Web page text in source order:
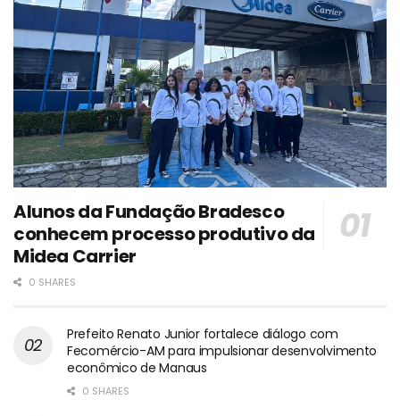
Alunos da Fundação Bradesco
conhecem processo produtivo da
Midea Carrier
0 SHARES
Prefeito Renato Junior fortalece diálogo com
Fecomércio-AM para impulsionar desenvolvimento
econômico de Manaus
0 SHARES